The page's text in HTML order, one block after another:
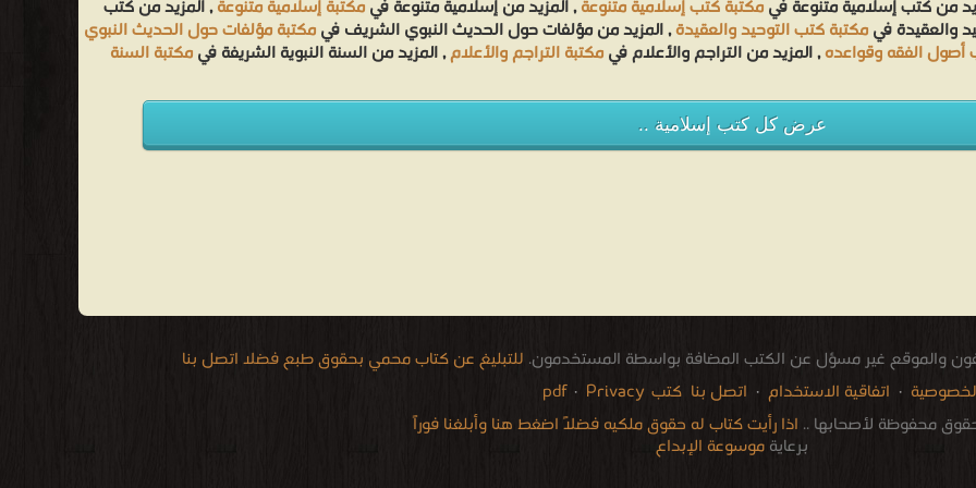
من كتب إسلامية متنوعة فيمكتبة كتب إسلامية متنوعة, المزيد من إسلامية متنوعة فيمكتبة إسلامية متنوعة, المزيد من كتب
والعقيدة فيمكتبة كتب التوحيد والعقيدة, المزيد من مؤلفات حول الحديث النبوي الشريف فيمكتبة مؤلفات حول الحديث النبوي
أصول الفقه وقواعده, المزيد من التراجم والأعلام فيمكتبة التراجم والأعلام, المزيد من السنة النبوية الشريفة فيمكتبة السنة
عرض كل كتب إسلامية ..
والموقع غير مسؤل عن الكتب المضافة بواسطة المستخدمون. للتبليغ عن كتاب محمي بحقوق طبع فضلا اتصل بنا
· اتفاقية الاستخدام · اتصل بنا كتب pdf · Privacy
محفوظة لأصحابها .. اذا رأيت كتاب له حقوق ملكيه فضلاً اضغط هنا وأبلغنا فوراً
برعايةموسوعة الإبداع